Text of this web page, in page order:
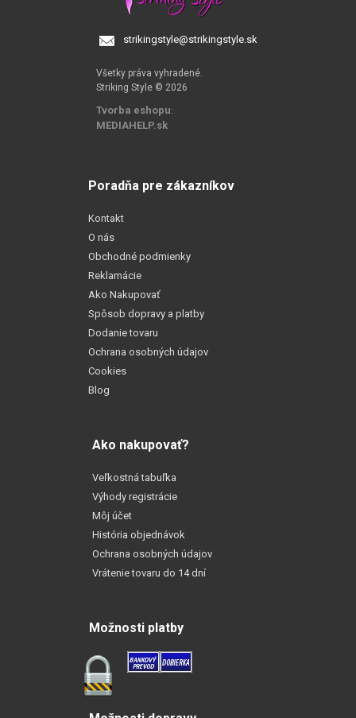
strikingstyle@strikingstyle.sk
Všetky práva vyhradené.
Striking Style © 2026
Tvorba eshopu:
MEDIAHELP.sk
Poradňa pre zákazníkov
Kontakt
O nás
Obchodné podmienky
Reklamácie
Ako Nakupovať
Spôsob dopravy a platby
Dodanie tovaru
Ochrana osobných údajov
Cookies
Blog
Ako nakupovať?
Veľkostná tabuľka
Výhody registrácie
Môj účet
História objednávok
Ochrana osobných údajov
Vrátenie tovaru do 14 dní
Možnosti platby